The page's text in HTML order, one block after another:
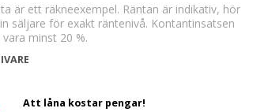
är ett räkneexempel. Räntan är indikativ, hör
säljare för exakt räntenivå. Kontantinsatsen
minst 20 %.
Att låna kostar pengar!